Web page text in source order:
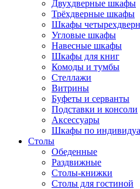
Двухдверные шкафы
Трёхдверные шкафы
Шкафы
Угловые шкафы
Навесные шкафы
Шкафы для книг
Комоды и тумбы
Стеллажи
Витрины
Буфеты и серванты
Подставки и консоли
Аксессуары
Шкафы по
Столы
Обеденные
Раздвижные
Столы-книжки
Столы для гостиной